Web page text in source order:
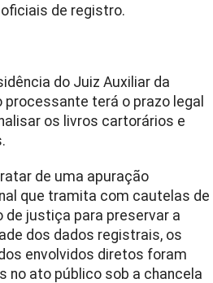
de registro.
do Juiz Auxiliar da
processante terá o prazo legal
os livros cartorários e
de uma apuração
que tramita com cautelas de
de justiça para preservar a
dos dados registrais, os
envolvidos diretos foram
no ato público sob a chancela